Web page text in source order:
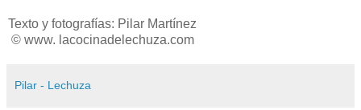
Texto y fotografías: Pilar Martínez
© www. lacocinadelechuza.com
Pilar - Lechuza